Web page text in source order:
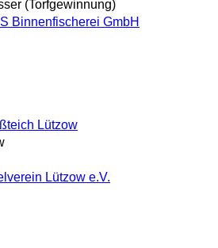
(Torfgewinnung)
Binnenfischerei GmbH
Lützow
Lützow e.V.